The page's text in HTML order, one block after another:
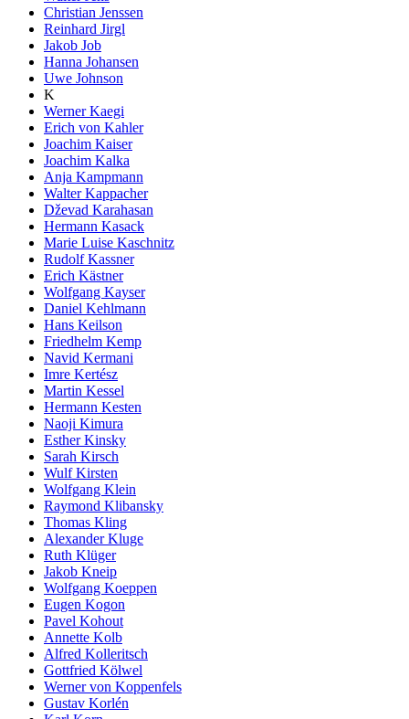
Christian Jenssen
Reinhard Jirgl
Jakob Job
Hanna Johansen
Uwe Johnson
K
Werner Kaegi
Erich von Kahler
Joachim Kaiser
Joachim Kalka
Anja Kampmann
Walter Kappacher
Dževad Karahasan
Hermann Kasack
Marie Luise Kaschnitz
Rudolf Kassner
Erich Kästner
Wolfgang Kayser
Daniel Kehlmann
Hans Keilson
Friedhelm Kemp
Navid Kermani
Imre Kertész
Martin Kessel
Hermann Kesten
Naoji Kimura
Esther Kinsky
Sarah Kirsch
Wulf Kirsten
Wolfgang Klein
Raymond Klibansky
Thomas Kling
Alexander Kluge
Ruth Klüger
Jakob Kneip
Wolfgang Koeppen
Eugen Kogon
Pavel Kohout
Annette Kolb
Alfred Kolleritsch
Gottfried Kölwel
Werner von Koppenfels
Gustav Korlén